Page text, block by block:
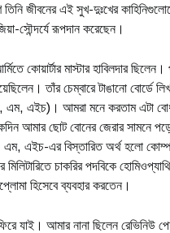
জীবনের এই সুখ-দুঃখের
সৌন্দর্যে রূপদান করেছেন।
কোয়ার্টার মাস্টার হাবিলদার ছিলেন।
তাঁর চেম্বারে টাঙানো বোর্ডে
এম, এইচ)। আমরা মনে করতাম এটা
আমার ছোট বোনের জেরার সামনে
এইচ-এর বিস্তারিত অর্থ হলো
মিলিটারিতে চাকরির পদবিকে
হিসেবে ব্যবহার করতেন।
যাই। আমার নানা ছিলেন রেভিনিউ